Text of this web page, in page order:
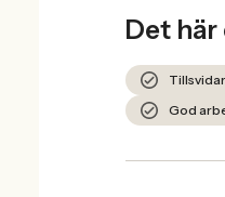
Det
God